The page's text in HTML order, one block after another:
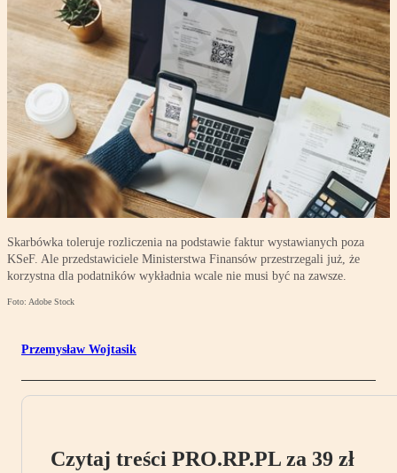
Skarbówka toleruje rozliczenia na podstawie faktur wystawianych poza
KSeF. Ale przedstawiciele Ministerstwa Finansów przestrzegali już, że
korzystna dla podatników wykładnia wcale nie musi być na zawsze.
Foto: Adobe Stock
Przemysław Wojtasik
Czytaj treści PRO.RP.PL za 39 zł